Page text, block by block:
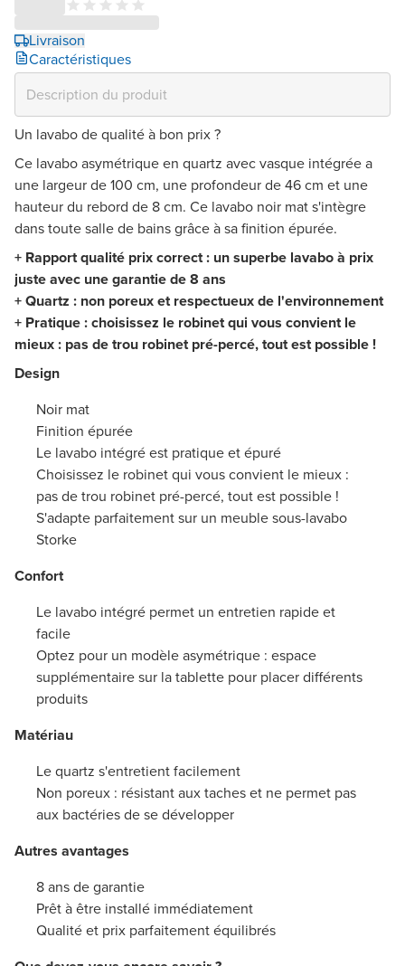
Livraison
Caractéristiques
Un lavabo de qualité à bon prix ?
Ce lavabo asymétrique en quartz avec vasque intégrée a
une largeur de 100 cm, une profondeur de 46 cm et une
hauteur du rebord de 8 cm. Ce lavabo noir mat s'intègre
dans toute salle de bains grâce à sa finition épurée.
+ Rapport qualité prix correct : un superbe lavabo à prix
juste avec une garantie de 8 ans
+ Quartz : non poreux et respectueux de l'environnement
+ Pratique : choisissez le robinet qui vous convient le
mieux : pas de trou robinet pré-percé, tout est possible !
Design
Noir mat
Finition épurée
Le lavabo intégré est pratique et épuré
Choisissez le robinet qui vous convient le mieux :
pas de trou robinet pré-percé, tout est possible !
S'adapte parfaitement sur un meuble sous-lavabo
Storke
Confort
Le lavabo intégré permet un entretien rapide et
facile
Optez pour un modèle asymétrique : espace
supplémentaire sur la tablette pour placer différents
produits
Matériau
Le quartz s'entretient facilement
Non poreux : résistant aux taches et ne permet pas
aux bactéries de se développer
Autres avantages
8 ans de garantie
Prêt à être installé immédiatement
Qualité et prix parfaitement équilibrés